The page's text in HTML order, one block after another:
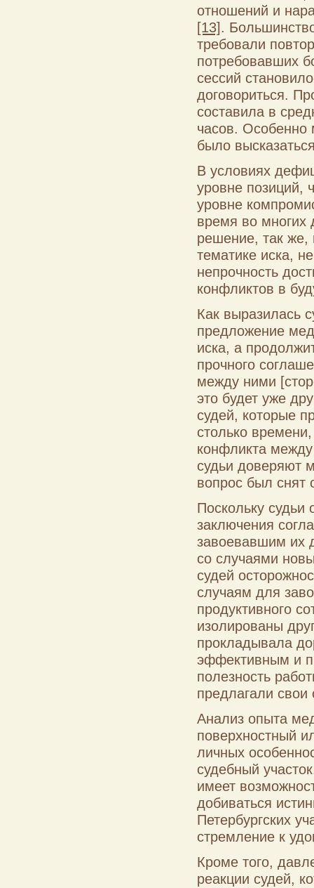
отношений и
[13].
требовали
потребовавших
сессий
договориться.
составила в
часов. Особенно
было
В условиях
уровне позиций,
уровне
время во многих
решение, так же,
тематике иска,
непрочность
конфликтов в
Как выразилась
предложение
иска, а
прочного
между ними
это будет уже
судей, которые
столько
конфликта
судьи доверяют
вопрос был снят
Поскольку
заключения
завоевавшим их
со случаями
судей
случаям для
продуктивного
изолированы
прокладывала
эффективным и
полезность
предлагали
Анализ опыта
поверхностный
личных
судебный
имеет
добиваться
Петербургских
стремление к
Кроме того,
реакции судей,